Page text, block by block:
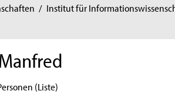
/ Institut für
(Liste)